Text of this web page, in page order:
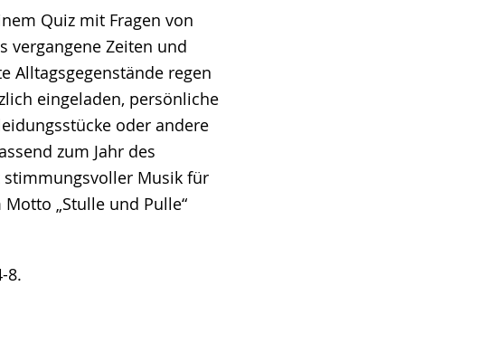
Quiz mit Fragen von
vergangene Zeiten und
Alltagsgegenstände regen
eingeladen, persönliche
oder andere
zum Jahr des
stimmungsvoller Musik für
„Stulle und Pulle“
8.